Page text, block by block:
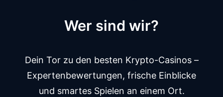
Wer sind wir?
Dein Tor zu den besten Krypto-Casinos –
Expertenbewertungen, frische Einblicke
und smartes Spielen an einem Ort.